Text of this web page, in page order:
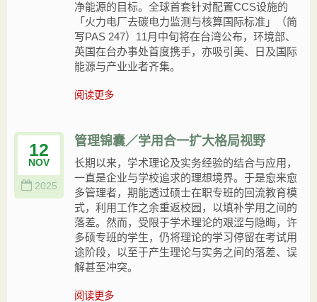
净能源的目标。全球首套针对配置CCS设施的
「火力电厂去碳电力监测与核算国际标准」（简
写PAS 247）11月中旬将在台湾公布，环境部、
英国在台办事处首度携手，亦吸引美、日及国际
能源与产业业者齐集。
阅读更多
12
NOV
2025
管理锦囊／学用合一扩大格局视野
长期以来，学术理论及实务经验的结合与应用，
一直是企业与学校追求的理想境界。于是愈来愈
多管理者，期能透过硕士在职专班的回流教育模
式，利用工作之余重返校园，以填补学用之间的
落差。然而，受限于学术理论的艰涩与隐晦，许
多硕专班的学生，仍将理论的学习停留在考试用
途阶段，以至于产生理论与实务之间的落差、误
解甚至冲突。
阅读更多